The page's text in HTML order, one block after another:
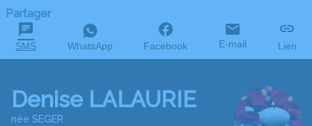
Partager
SMS WhatsApp Facebook E-mail Lien
Denise LALAURIE
née SEGER